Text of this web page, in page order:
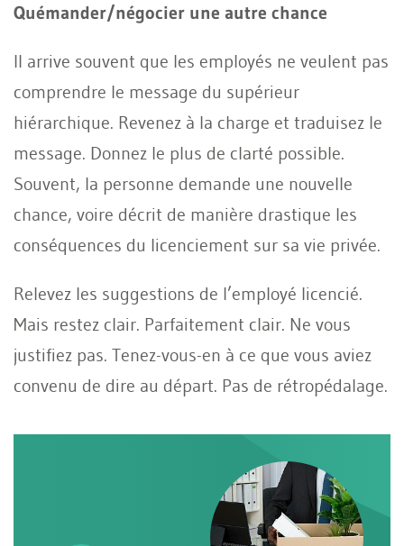
Quémander/négocier une autre chance
Il arrive souvent que les employés ne veulent pas
comprendre le message du supérieur
hiérarchique. Revenez à la charge et traduisez le
message. Donnez le plus de clarté possible.
Souvent, la personne demande une nouvelle
chance, voire décrit de manière drastique les
conséquences du licenciement sur sa vie privée.
Relevez les suggestions de l’employé licencié.
Mais restez clair. Parfaitement clair. Ne vous
justifiez pas. Tenez-vous-en à ce que vous aviez
convenu de dire au départ. Pas de rétropédalage.